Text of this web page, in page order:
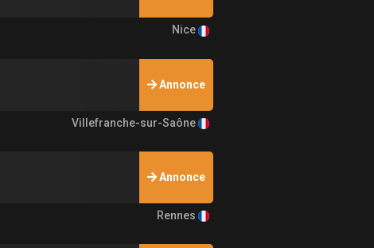
Nice
Annonce
Villefranche-sur-Saône
Annonce
Rennes